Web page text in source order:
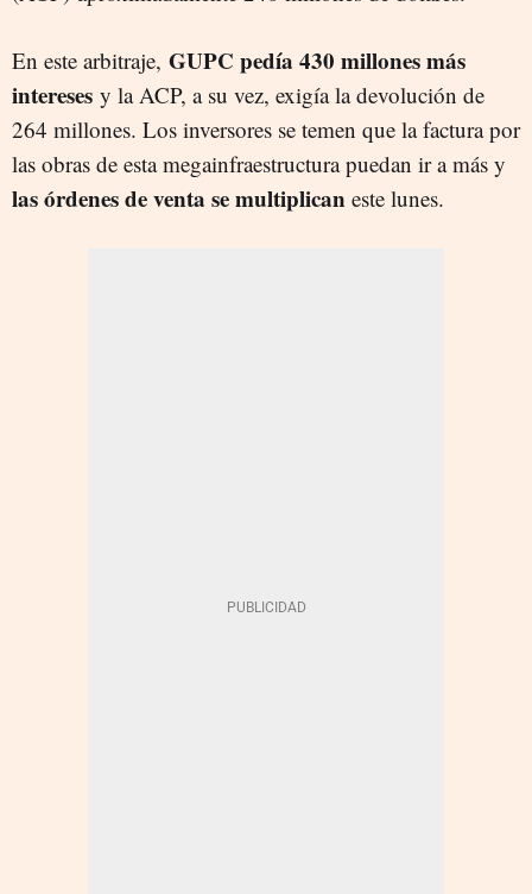
En este arbitraje, GUPC pedía 430 millones más
intereses y la ACP, a su vez, exigía la devolución de
264 millones. Los inversores se temen que la factura por
las obras de esta megainfraestructura puedan ir a más y
las órdenes de venta se multiplican este lunes.